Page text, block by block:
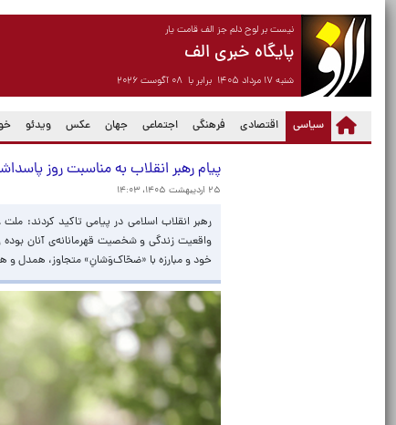
نیست بر لوح دلم جز الف قامت یار
پایگاه خبری الف
شنبه ۱۷ مرداد ۱۴۰۵ برابر با ۰۸ آگوست ۲۰۲۶
سیاسی
(current) اقتصادی فرهنگی اجتماعی جهان عکس ویدئو
پیام رهبر انقلاب به مناسبت روز
۲۵ اردیبهشت ۱۴۰۵، ۱۴:۰۳
رهبر انقلاب اسلامی در پیامی تاکید کردند:
واقعیت زندگی و شخصیت قهرمانانه‌ی آنان بوده
خود و مبارزه با «ضحّاک‌وَشانِ» متجاوز، همدل و